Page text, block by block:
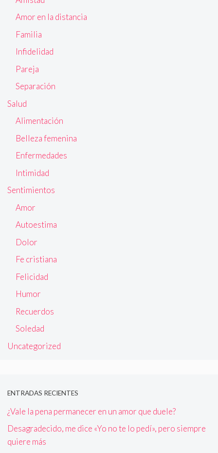
Amor en la distancia
Familia
Infidelidad
Pareja
Separación
Salud
Alimentación
Belleza femenina
Enfermedades
Intimidad
Sentimientos
Amor
Autoestima
Dolor
Fe cristiana
Felicidad
Humor
Recuerdos
Soledad
Uncategorized
ENTRADAS RECIENTES
¿Vale la pena permanecer en un amor que duele?
Desagradecido, me dice «Yo no te lo pedí», pero siempre
quiere más